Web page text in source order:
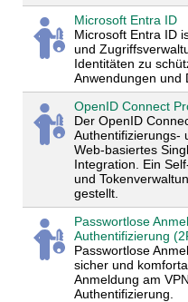
Microsoft Entra ID
Microsoft Entra ID
und
Identitäten zu
Anwendungen und
OpenID Connect
Der OpenID
Authentifizierungs-
Web-basiertes
Integration. Ein
und
gestellt.
Passwortlose
Authentifizierung
Passwortlose
sicher und
Anmeldung am
Authentifizierung.